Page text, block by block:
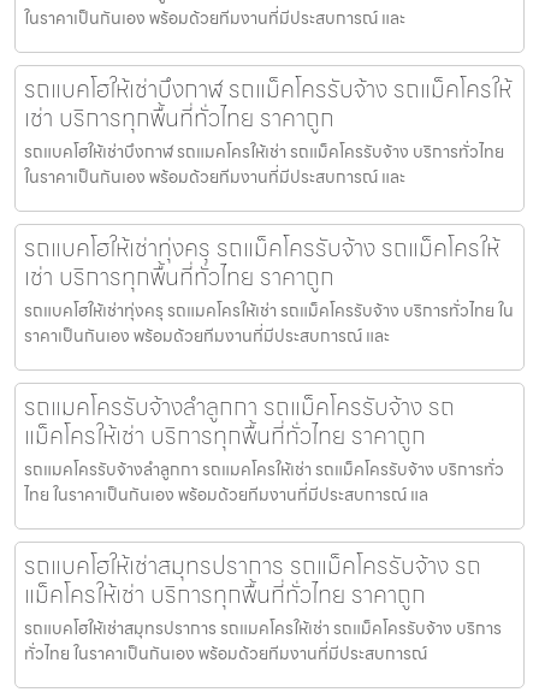
ในราคาเป็นกันเอง พร้อมด้วยทีมงานที่มีประสบการณ์ และ
รถแบคโฮให้เช่าบึงกาฬ รถแม็คโครรับจ้าง รถแม็คโครให้
เช่า บริการทุกพื้นที่ทั่วไทย ราคาถูก
รถแบคโฮให้เช่าบึงกาฬ รถแมคโครให้เช่า รถแม็คโครรับจ้าง บริการทั่วไทย
ในราคาเป็นกันเอง พร้อมด้วยทีมงานที่มีประสบการณ์ และ
รถแบคโฮให้เช่าทุ่งครุ รถแม็คโครรับจ้าง รถแม็คโครให้
เช่า บริการทุกพื้นที่ทั่วไทย ราคาถูก
รถแบคโฮให้เช่าทุ่งครุ รถแมคโครให้เช่า รถแม็คโครรับจ้าง บริการทั่วไทย ใน
ราคาเป็นกันเอง พร้อมด้วยทีมงานที่มีประสบการณ์ และ
รถแมคโครรับจ้างลำลูกกา รถแม็คโครรับจ้าง รถ
แม็คโครให้เช่า บริการทุกพื้นที่ทั่วไทย ราคาถูก
รถแมคโครรับจ้างลำลูกกา รถแมคโครให้เช่า รถแม็คโครรับจ้าง บริการทั่ว
ไทย ในราคาเป็นกันเอง พร้อมด้วยทีมงานที่มีประสบการณ์ แล
รถแบคโฮให้เช่าสมุทรปราการ รถแม็คโครรับจ้าง รถ
แม็คโครให้เช่า บริการทุกพื้นที่ทั่วไทย ราคาถูก
รถแบคโฮให้เช่าสมุทรปราการ รถแมคโครให้เช่า รถแม็คโครรับจ้าง บริการ
ทั่วไทย ในราคาเป็นกันเอง พร้อมด้วยทีมงานที่มีประสบการณ์